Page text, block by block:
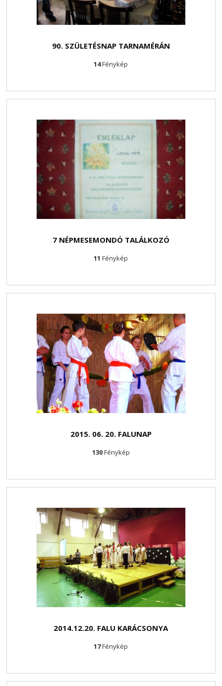
90. SZÜLETÉSNAP TARNAMÉRÁN
14Fénykép
7 NÉPMESEMONDÓ TALÁLKOZÓ
11 Fénykép
2015. 06. 20. FALUNAP
130Fénykép
2014.12.20. FALU KARÁCSONYA
17Fénykép